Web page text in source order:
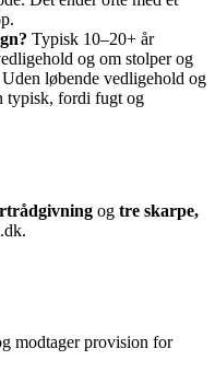
Typisk 10–20+ år
og om stolper og
løbende vedligehold og
typisk, fordi fugt og
og tre skarpe,
modtager provision for